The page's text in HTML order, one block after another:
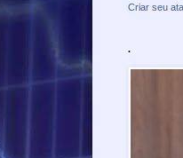
Criar seu
.